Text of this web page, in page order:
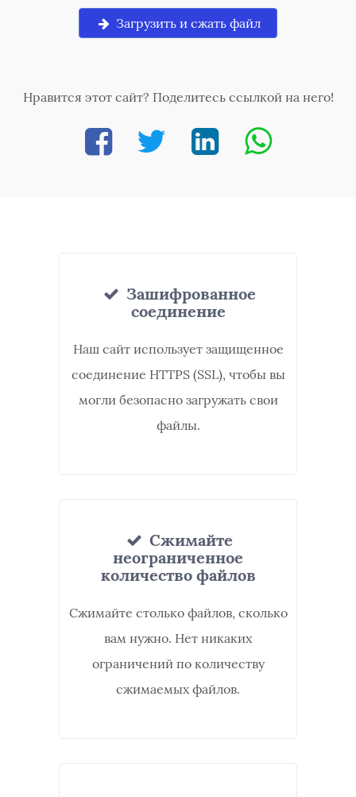
Загрузить и сжать файл
Нравится этот сайт? Поделитесь ссылкой на него!
Зашифрованное
соединение
Наш сайт использует защищенное
соединение HTTPS (SSL), чтобы вы
могли безопасно загружать свои
файлы.
Сжимайте
неограниченное
количество файлов
Сжимайте столько файлов, сколько
вам нужно. Нет никаких
ограничений по количеству
сжимаемых файлов.